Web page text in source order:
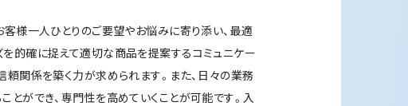
客様一人ひとりのご要望やお悩みに寄り添い、最適
的確に捉えて適切な商品を提案するコミュニケー
頼関係を築く力が求められます。また、日々の業務
とができ、専門性を高めていくことが可能です。入